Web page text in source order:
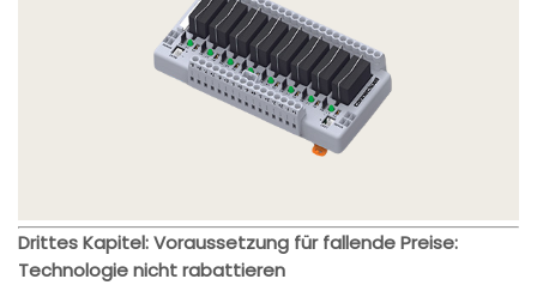
Drittes Kapitel: Voraussetzung für fallende Preise:
Technologie nicht rabattieren